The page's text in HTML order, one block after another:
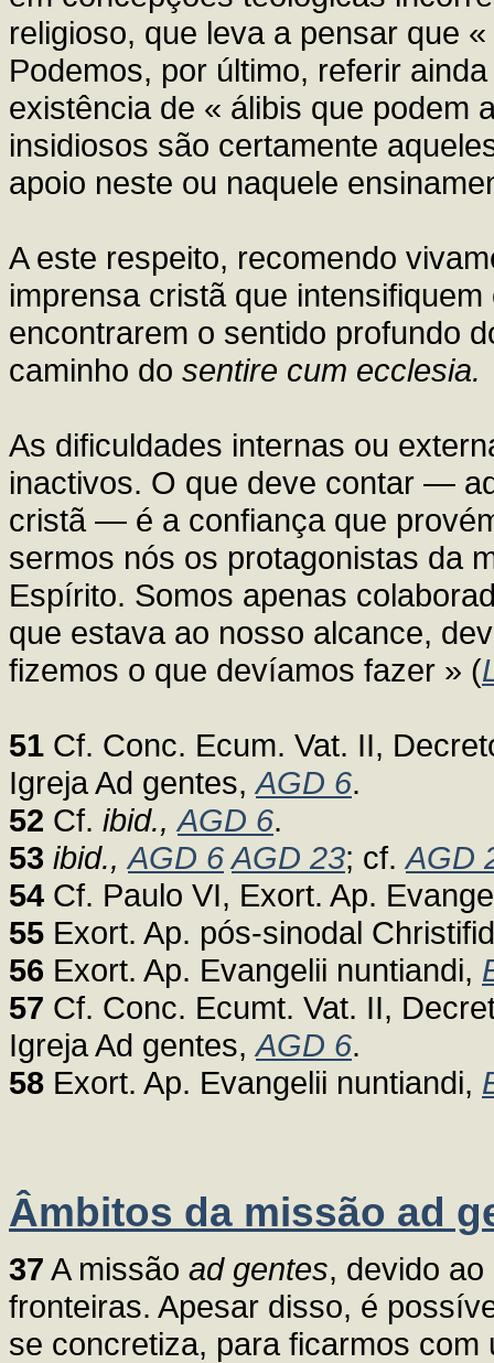
religioso, que leva a pensar que
Podemos, por último, referir
existência de « álibis que podem
insidiosos são certamente
apoio neste ou naquele
A este respeito, recomendo
imprensa cristã que
encontrarem o sentido profundo
caminho do sentire cum ecclesia.
As dificuldades internas ou
inactivos. O que deve contar —
cristã — é a confiança que
sermos nós os protagonistas da
Espírito. Somos apenas
que estava ao nosso alcance,
fizemos o que devíamos fazer » (
51 Cf. Conc. Ecum. Vat. II,
Igreja Ad gentes,AGD 6.
52 Cf. ibid., AGD 6.
53 ibid., AGD 6 AGD 23; cf.AGD
54 Cf. Paulo VI, Exort. Ap.
55 Exort. Ap. pós-sinodal
56 Exort. Ap. Evangelii nuntiandi,
57 Cf. Conc. Ecumt. Vat. II,
Igreja Ad gentes,AGD 6.
58 Exort. Ap. Evangelii nuntiandi,
Âmbitos da missão ad
37 A missão ad gentes, devido
fronteiras. Apesar disso, é
se concretiza, para ficarmos